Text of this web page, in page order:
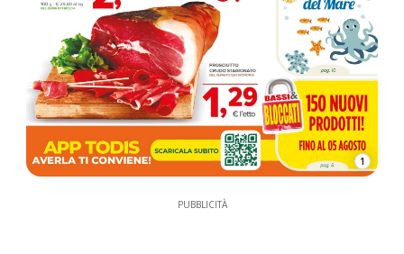
1
PUBBLICITÀ